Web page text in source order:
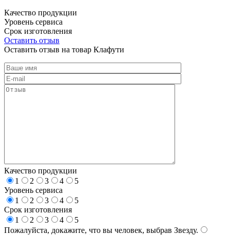
Качество продукции
Уровень сервиса
Срок изготовления
Оставить отзыв
Оставить отзыв на товар Клафути
Качество продукции
1
2 3 4
5
Уровень сервиса
1
2 3 4
5
Срок изготовления
1
2 3 4
5
Пожалуйста, докажите, что вы человек, выбрав Звезду.